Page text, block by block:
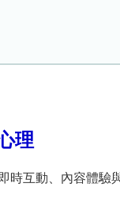
理
時互動、內容體驗